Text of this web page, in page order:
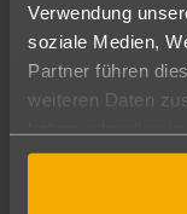
Verwendung
soziale Medien,
Partner führen
weiteren Daten
gesammelt haben.
Abflughafen
Alle